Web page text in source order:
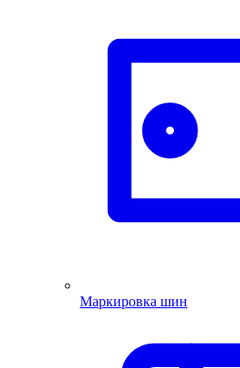
Маркировка шин